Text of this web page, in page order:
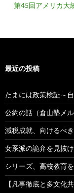
第45回アメリカ大
最近の投稿
たまには政策検証～
公約の話（倉山塾メル
減税成就、向けるべ
女系派の詭弁を見抜
シリーズ、高校教育
【凡事徹底と多文化